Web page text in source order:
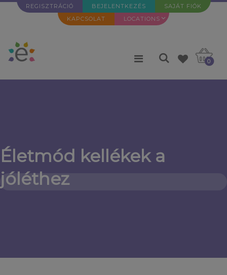
REGISZTRÁCIÓ BEJELENTKEZÉS
SAJÁT FIÓK
KAPCSOLAT
LOCATIONS
0
Életmód kellékek a
jóléthez